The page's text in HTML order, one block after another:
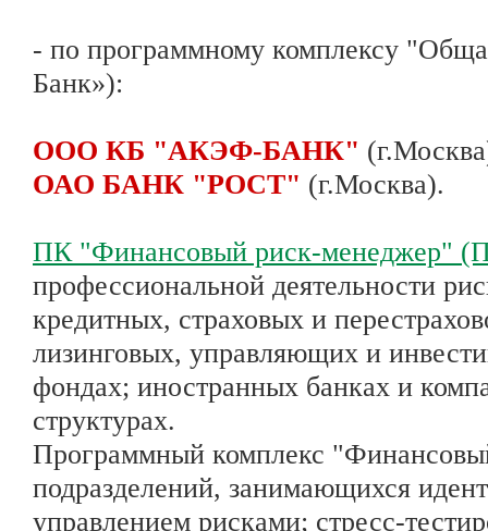
- по программному комплексу
Банк»):
ООО КБ "АКЭФ-БАНК"
ОАО БАНК "РОСТ" (г.Москва).
ПК "Финансовый риск-менеджер"
профессиональной деятельности
кредитных, страховых и
лизинговых, управляющих и
фондах; иностранных банках и
структурах.
Программный комплекс
подразделений, занимающихся
управлением рисками; стресс-